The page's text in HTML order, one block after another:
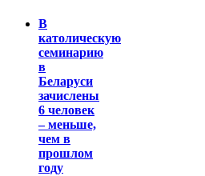
В
католическую
семинарию
в
Беларуси
зачислены
6 человек
– меньше,
чем в
прошлом
году